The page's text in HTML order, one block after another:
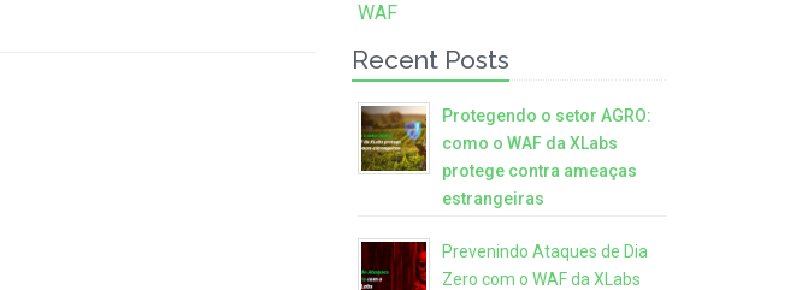
WAF
Recent Posts
Protegendo o setor AGRO:
como o WAF da XLabs
protege contra ameaças
estrangeiras
Prevenindo Ataques de Dia
Zero com o WAF da XLabs